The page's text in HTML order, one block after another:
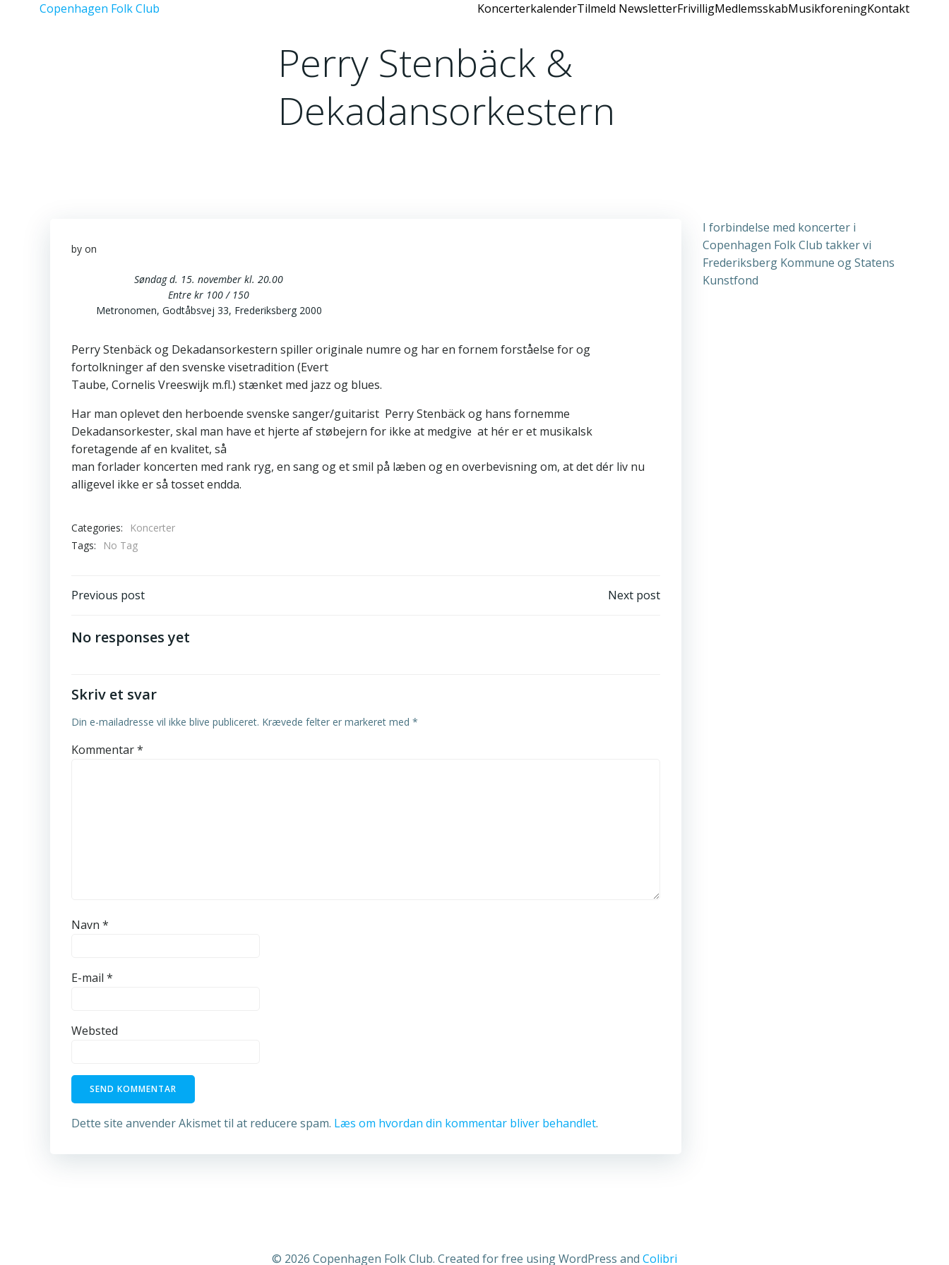
Copenhagen Folk Club KoncerterkalenderTilmeld NewsletterFrivilligMedlemsskabMusikforeningKontakt
Perry Stenbäck &
Dekadansorkestern
by on
Søndag d. 15. november kl. 20.00
Entre kr 100 / 150
Metronomen, Godtåbsvej 33, Frederiksberg 2000
Perry Stenbäck og Dekadansorkestern spiller originale numre og har en fornem forståelse for og
fortolkninger af den svenske visetradition (Evert
Taube, Cornelis Vreeswijk m.fl.) stænket med jazz og blues.
Har man oplevet den herboende svenske sanger/guitarist Perry Stenbäck og hans fornemme
Dekadansorkester, skal man have et hjerte af støbejern for ikke at medgive at hér er et musikalsk
foretagende af en kvalitet, så
man forlader koncerten med rank ryg, en sang og et smil på læben og en overbevisning om, at det dér liv nu
alligevel ikke er så tosset endda.
Categories:
Koncerter
Tags:
No Tag
Post
navigation
Previous post Next post
No responses yet
Skriv et svar
Din e-mailadresse vil ikke blive publiceret. Krævede felter er markeret med *
Kommentar*
Navn *
E-mail *
Websted
Dette site anvender Akismet til at reducere spam. Læs om hvordan din kommentar bliver behandlet.
I forbindelse med koncerter i
Copenhagen Folk Club takker vi
Frederiksberg Kommune og Statens
Kunstfond
© 2026 Copenhagen Folk Club. Created for free using WordPress and Colibri